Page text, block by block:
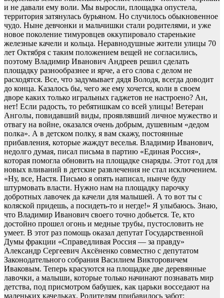
и не давали ему воли. Мы выросли, площадка опустела,
территория затянулась бурьяном. Но случилось обыкновенное
чудо. Ныне девчонки и мальчишки стали родителями, и уже
новое поколение тимуровцев оккупировало старенькие
железные качели и кольца. Неравнодушные жители улицы 70
лет Октября с таким положением вещей не согласились,
поэтому Владимир Иванович Андреев решил сделать
площадку разнообразнее и ярче, а его слова с делом не
расходятся. Все, что задумывает дядя Володя, всегда доводит
до конца. Казалось бы, чего же ему хочется, коли в своем
дворе каких только игральных гаджетов не настроено? Ан,
нет! Если радость, то ребятишкам со всей улицы! Ветеран
Анголы, повидавший виды, проявлявший личное мужество и
отвагу на войне, оказался очень добрым, душевным «дедом
полка». А в детском полку, я вам скажу, постоянные
прибавления, которые жаждут веселья. Владимир Иванович,
недолго думая, писал письма в партию «Единая Россия»,
которая помогла обновить на площадке снаряды. Этот год для
новых вливаний в детские развлечения не стал исключением.
«Ну, все, Настя. Письмо я опять написал, нынче буду
штурмовать власти. Нужно нам на площадку парочку
добротных лавочек да качели для малышей. А то вот ты с
коляской придешь, а посидеть-то и негде!» Я улыбаюсь. Знаю,
что Владимир Иванович своего точно добьется. Те, кто
достойно прошел огонь и медные трубы, пустословить не
умеет. В этот раз помощь оказал депутат Государственной
Думы фракции «Справедливая Россия — за правду»
Александр Сергеевич Аксёненко совместно с депутатом
Законодательного собрания Василием Викторовичем
Иваковым. Теперь красуются на площадке две деревянные
лавочки, а малыши, которые только начинают познавать мир
детства, под присмотром бабушек, как царьки восседают на
маленьких качельках. Родителям прибавилось забот: